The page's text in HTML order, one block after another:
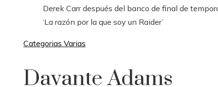
Derek Carr después del banco de final de
‘La razón por la que soy un Raider’
Categorias Varias
Davante Adams